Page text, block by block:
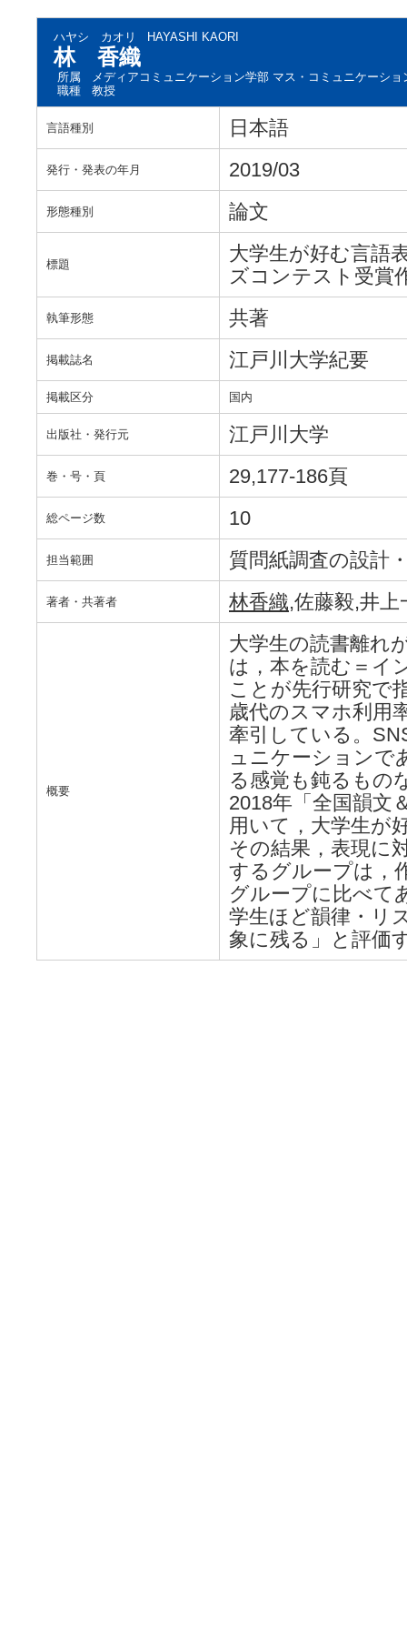
ハヤシ カオリ HAYASHI KAORI
林 香織
所属
メディアコミュニケーション学部 マス・コミュニケーショ
職種
教授
言語種別 日本語
発行・発表の年月 2019/03
形態種別 論文
標題
大学生が好む言語
ズコンテスト受賞
執筆形態 共著
掲載誌名 江戸川大学紀要
掲載区分 国内
出版社・発行元 江戸川大学
巻・号・頁 29,177-186頁
総ページ数 10
担当範囲 質問紙調査の設計
著者・共著者 林香織,佐藤毅,井上
概要
大学生の読書離れ
は，本を読む＝イ
ことが先行研究で
歳代のスマホ利用
牽引している。
ュニケーションで
る感覚も鈍るもの
2018年「全国韻文
用いて，大学生が
その結果，表現に
するグループは，
グループに比べて
学生ほど韻律・リ
象に残る」と評価